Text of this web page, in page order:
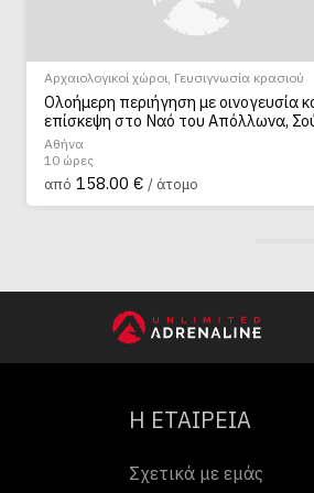
Αρχαιολογικοί χώροι, Γευσιγνωσία κρασιού
Ολοήμερη περιήγηση με οινογευσία
επίσκεψη στο Ναό του Απόλλωνα,
Αθήνα
10 ώρες
από 158.00 € / άτομο
Η ΕΤΑΙΡΕΙΑ
Σχετικά με εμάς